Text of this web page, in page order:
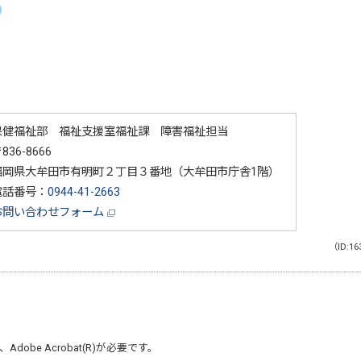
健福祉部 福祉支援室福祉課 障害福祉担当
836-8666
県大牟田市有明町２丁目３番地（大牟田市庁舎1階）
番号： 0944-41-2663
い合わせフォーム
（
Adobe Acrobat(R)が必要です。